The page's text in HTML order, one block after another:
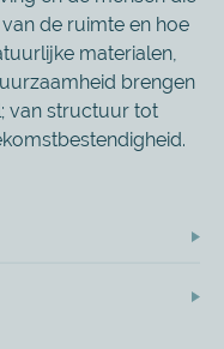
de ruimte en hoe
materialen,
brengen
van structuur tot